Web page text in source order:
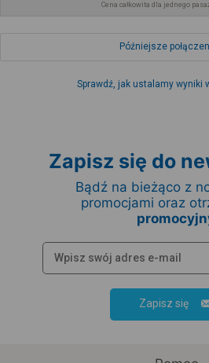
Cena całkowita dla jednego
Późniejsze
Sprawdź, jak ustalamy wyniki
Zapisz się do
Bądź na bieżąco z
promocjami oraz
Zapisz się